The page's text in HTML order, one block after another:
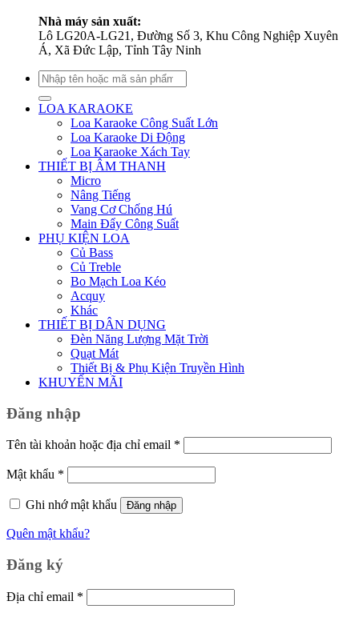
Nhà máy sản xuất:
Lô LG20A-LG21, Đường Số 3, Khu Công Nghiệp Xuyên
Á, Xã Đức Lập, Tỉnh Tây Ninh
Tìm
kiếm:
LOA KARAOKE
Loa Karaoke Công Suất Lớn
Loa Karaoke Di Động
Loa Karaoke Xách Tay
THIẾT BỊ ÂM THANH
Micro
Nâng Tiếng
Vang Cơ Chống Hú
Main Đẩy Công Suất
PHỤ KIỆN LOA
Củ Bass
Củ Treble
Bo Mạch Loa Kéo
Acquy
Khác
THIẾT BỊ DÂN DỤNG
Đèn Năng Lượng Mặt Trời
Quạt Mát
Thiết Bị & Phụ Kiện Truyền Hình
KHUYẾN MÃI
Đăng nhập
Tên tài khoản hoặc địa chỉ email *
buộc
Mật khẩu *
buộc
Ghi nhớ mật khẩu
Đăng nhập
Quên mật khẩu?
Đăng ký
Địa chỉ email *
buộc